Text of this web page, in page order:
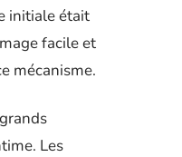
initiale était
facile et
mécanisme.
Les